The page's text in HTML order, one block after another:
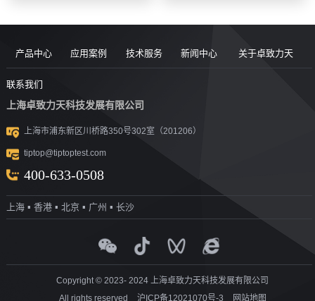
产品中心
道路现场检
测设备
沥青/沥青胶
结料测试设
沥青混合料
设备
岩石力学测
试设备
集料/水泥/混
应用案例
视频
技术服务
团队风采
UTM升级
技术答疑
新闻中心 关于卓致力天
合作伙伴
联系我们
上海卓致力天科技发展有限公司
上海市浦东新区川桥路350号302室（201206）
tiptop@tiptoptest.com
400-633-0508
上海 ▪ 香港 ▪ 北京 ▪ 广州 ▪ 长沙
Copyright © 2023- 2024 上海卓致力天科技发展有限公司
All rights reserved
沪ICP备12021070号-3 网站地图